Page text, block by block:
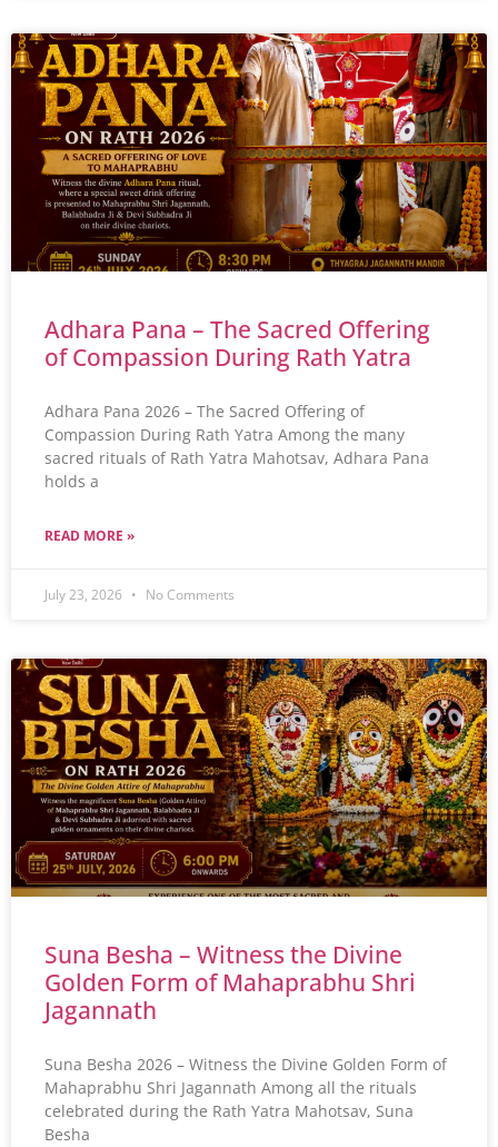
Adhara Pana – The Sacred Offering
of Compassion During Rath Yatra
Adhara Pana 2026 – The Sacred Offering of
Compassion During Rath Yatra Among the many
sacred rituals of Rath Yatra Mahotsav, Adhara Pana
holds a
READ MORE »
July 23, 2026 No Comments
Suna Besha – Witness the Divine
Golden Form of Mahaprabhu Shri
Jagannath
Suna Besha 2026 – Witness the Divine Golden Form of
Mahaprabhu Shri Jagannath Among all the rituals
celebrated during the Rath Yatra Mahotsav, Suna
Besha